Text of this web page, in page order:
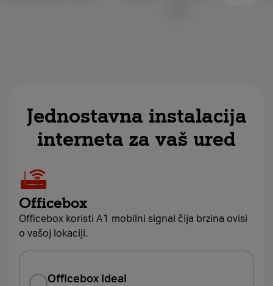
Jednostavna instalacija
interneta za vaš ured
Officebox
Officebox koristi A1 mobilni signal čija brzina ovisi
o vašoj lokaciji.
Officebox Ideal